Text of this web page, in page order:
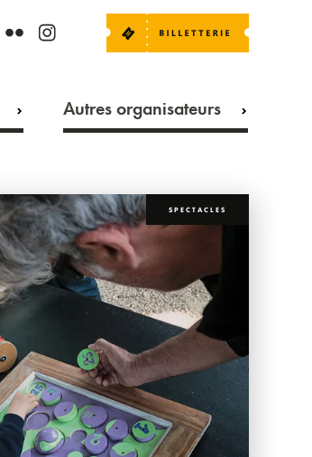
Autres organisateurs
SPECTACLES